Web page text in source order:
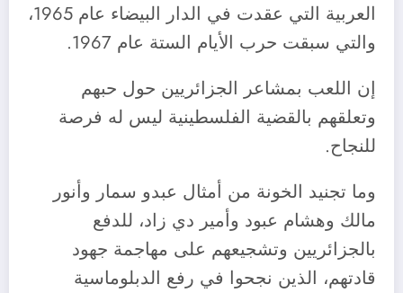
العربية التي عقدت في الدار البيضاء عام 1965،
والتي سبقت حرب الأيام الستة عام 1967.
إن اللعب بمشاعر الجزائريين حول حبهم
وتعلقهم بالقضية الفلسطينية ليس له فرصة
للنجاح.
وما تجنيد الخونة من أمثال عبدو سمار وأنور
مالك وهشام عبود وأمير دي زاد، للدفع
بالجزائريين وتشجيعهم على مهاجمة جهود
قادتهم، الذين نجحوا في رفع الدبلوماسية